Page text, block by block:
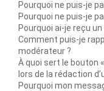
Pourquoi ne puis-je
Pourquoi ne puis-je
Pourquoi ai-je reçu
Comment puis-je
modérateur ?
À quoi sert le bouton
lors de la rédaction
Pourquoi mon